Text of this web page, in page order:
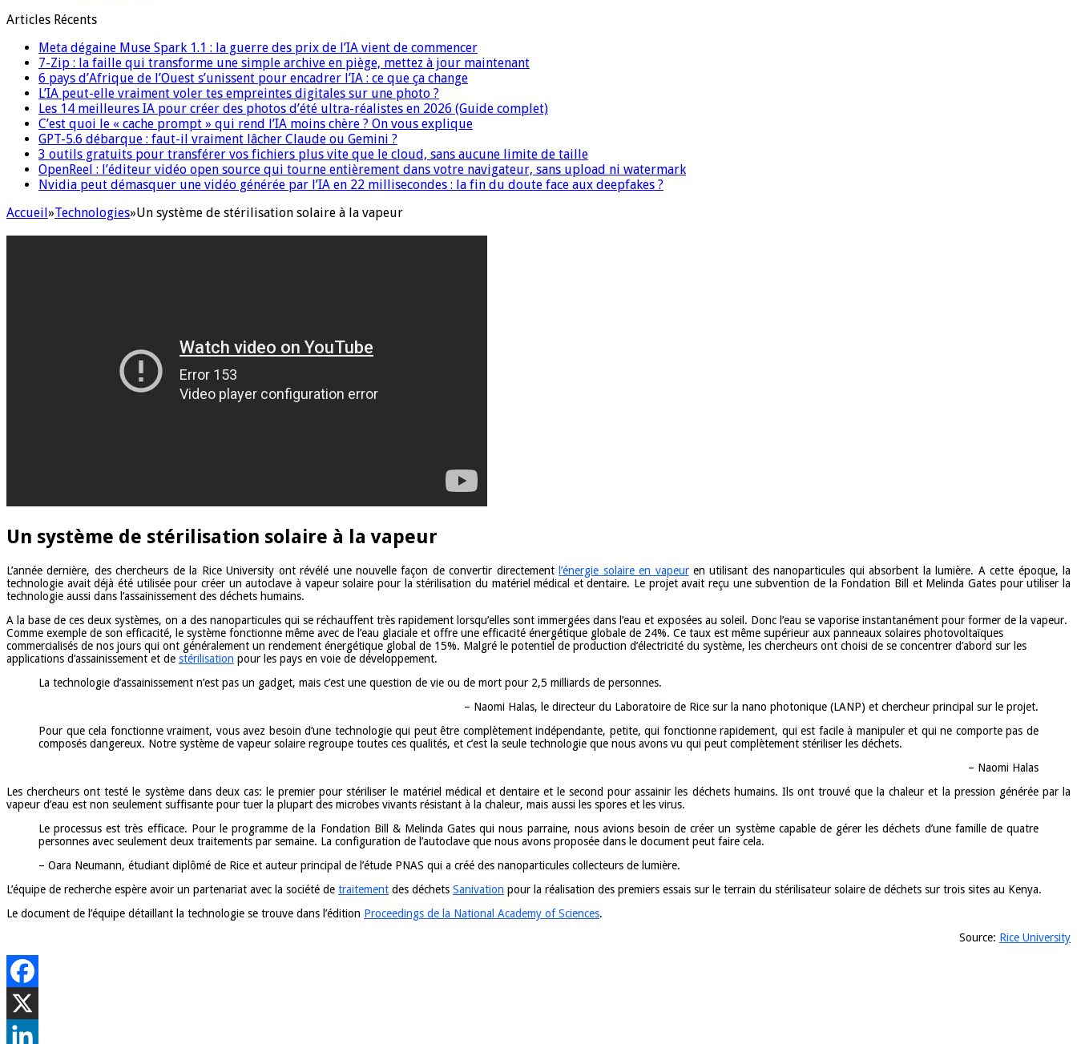
Articles Récents
Meta dégaine Muse Spark 1.1 : la guerre des prix de l’IA vient de commencer
7-Zip : la faille qui transforme une simple archive en piège, mettez à jour maintenant
6 pays d’Afrique de l’Ouest s’unissent pour encadrer l’IA : ce que ça change
L’IA peut-elle vraiment voler tes empreintes digitales sur une photo ?
Les 14 meilleures IA pour créer des photos d’été ultra-réalistes en 2026 (Guide complet)
C’est quoi le « cache prompt » qui rend l’IA moins chère ? On vous explique
GPT-5.6 débarque : faut-il vraiment lâcher Claude ou Gemini ?
3 outils gratuits pour transférer vos fichiers plus vite que le cloud, sans aucune limite de taille
OpenReel : l’éditeur vidéo open source qui tourne entièrement dans votre navigateur, sans upload ni watermark
Nvidia peut démasquer une vidéo générée par l’IA en 22 millisecondes : la fin du doute face aux deepfakes ?
Accueil»Technologies»Un système de stérilisation solaire à la vapeur
Un système de stérilisation solaire à la vapeur
L’année dernière, des chercheurs de la Rice University ont révélé une nouvelle façon de convertir directement l’énergie solaire en vapeuren utilisant des nanoparticules qui absorbent la lumière. A cette époque, la
technologie avait déjà été utilisée pour créer un autoclave à vapeur solaire pour la stérilisation du matériel médical et dentaire. Le projet avait reçu une subvention de la Fondation Bill et Melinda Gates pour utiliser la
technologie aussi dans l’assainissement des déchets humains.
A la base de ces deux systèmes, on a des nanoparticules qui se réchauffent très rapidement lorsqu’elles sont immergées dans l’eau et exposées au soleil. Donc l’eau se vaporise instantanément pour former de la vapeur.
Comme exemple de son efficacité, le système fonctionne même avec de l’eau glaciale et offre une efficacité énergétique globale de 24%. Ce taux est même supérieur aux panneaux solaires photovoltaïques
commercialisés de nos jours qui ont généralement un rendement énergétique global de 15%. Malgré le potentiel de production d’électricité du système, les chercheurs ont choisi de se concentrer d’abord sur les
applications d’assainissement et de stérilisation pour les pays en voie de développement.
La technologie d’assainissement n’est pas un gadget, mais c’est une question de vie ou de mort pour 2,5 milliards de personnes.
– Naomi Halas, le directeur du Laboratoire de Rice sur la nano photonique (LANP) et chercheur principal sur le projet.
Pour que cela fonctionne vraiment, vous avez besoin d’une technologie qui peut être complètement indépendante, petite, qui fonctionne rapidement, qui est facile à manipuler et qui ne comporte pas de
composés dangereux. Notre système de vapeur solaire regroupe toutes ces qualités, et c’est la seule technologie que nous avons vu qui peut complètement stériliser les déchets.
– Naomi Halas
Les chercheurs ont testé le système dans deux cas: le premier pour stériliser le matériel médical et dentaire et le second pour assainir les déchets humains. Ils ont trouvé que la chaleur et la pression générée par la
vapeur d’eau est non seulement suffisante pour tuer la plupart des microbes vivants résistant à la chaleur, mais aussi les spores et les virus.
Le processus est très efficace. Pour le programme de la Fondation Bill & Melinda Gates qui nous parraine, nous avions besoin de créer un système capable de gérer les déchets d’une famille de quatre
personnes avec seulement deux traitements par semaine. La configuration de l’autoclave que nous avons proposée dans le document peut faire cela.
– Oara Neumann, étudiant diplômé de Rice et auteur principal de l’étude PNAS qui a créé des nanoparticules collecteurs de lumière.
L’équipe de recherche espère avoir un partenariat avec la société de traitement des déchets Sanivation pour la réalisation des premiers essais sur le terrain du stérilisateur solaire de déchets sur trois sites au Kenya.
Le document de l’équipe détaillant la technologie se trouve dans l’édition Proceedings de la National Academy of Sciences.
Source: Rice University